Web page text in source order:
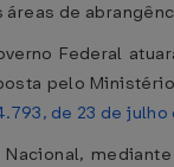
de
Federal
pelo
de 23 de